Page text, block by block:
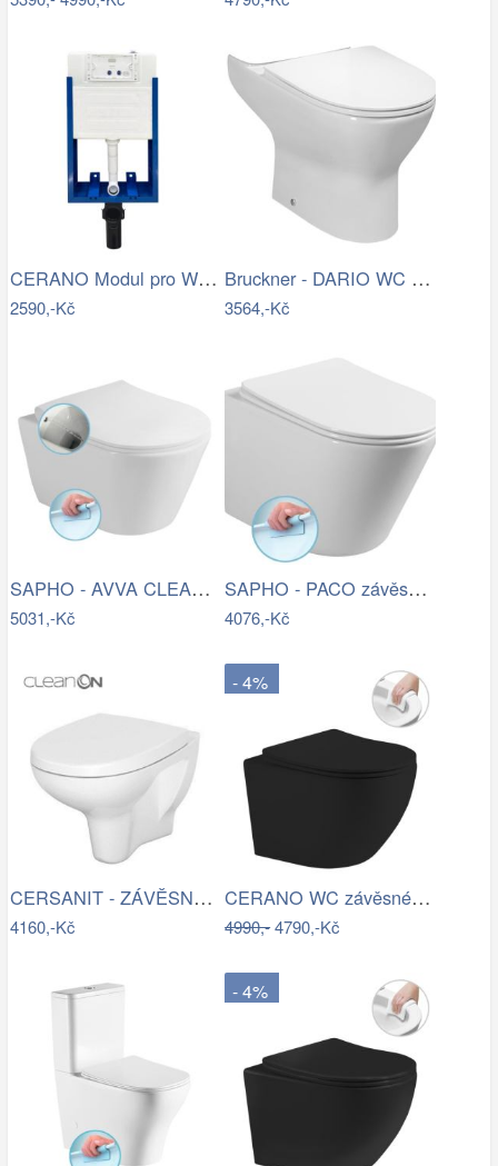
CERANO Modul pro WC závěsné Lite - k…
2590,-Kč
Bruckner - DARIO WC kombi mísa, Rimless…
3564,-Kč
SAPHO - AVVA CLEANWASH závěsná WC mísa,…
5031,-Kč
SAPHO - PACO závěsná WC mísa, Rimless,…
4076,-Kč
CERSANIT - ZÁVĚSNÁ WC MÍSA ARTECO NEW…
4160,-Kč
- 4%
CERANO WC závěsné Cesso, Rimless + Slim…
4990,-4790,-Kč
- 4%